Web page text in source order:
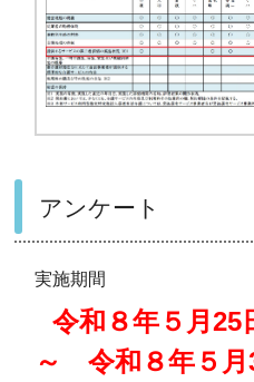
アンケート
実施期間
令和８年５月
～ 令和８年５月